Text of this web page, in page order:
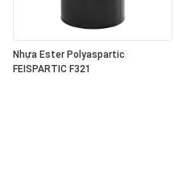
Nhựa Ester Polyaspartic
FEISPARTIC F321